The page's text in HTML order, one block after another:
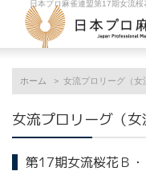
日本プロ麻雀連盟第17期女流
ホーム 女流プロリーグ（女
女流プロリーグ（
第17期女流桜花Ｂ